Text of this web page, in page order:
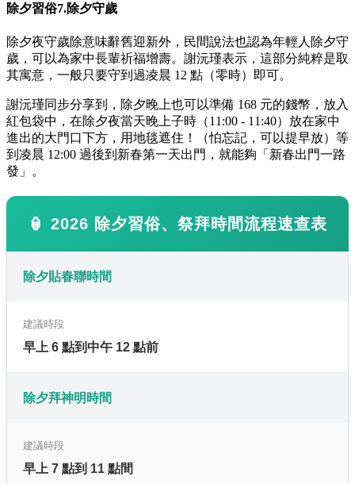
除夕習俗7.除夕守歲
除夕夜守歲除意味辭舊迎新外，民間說法也認為年輕人除夕守
歲，可以為家中長輩祈福增壽。謝沅瑾表示，這部分純粹是取
其寓意，一般只要守到過凌晨 12 點（零時）即可。
謝沅瑾同步分享到，除夕晚上也可以準備 168 元的錢幣，放入
紅包袋中，在除夕夜當天晚上子時（11:00 - 11:40）放在家中
進出的大門口下方，用地毯遮住！（怕忘記，可以提早放）等
到凌晨 12:00 過後到新春第一天出門，就能夠「新春出門一路
發」。
🏮 2026 除夕習俗、祭拜時間流程速查表
除夕貼春聯時間
建議時段
早上 6 點到中午 12 點前
除夕拜神明時間
建議時段
早上 7 點到 11 點間